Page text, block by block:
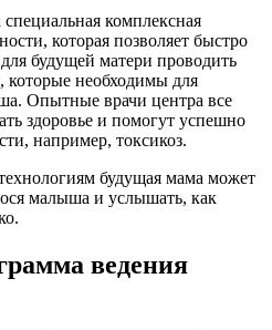
комплексная
которая позволяет быстро
будущей матери проводить
которые необходимы для
Опытные врачи центра все
здоровье и помогут успешно
например, токсикоз.
будущая мама может
малыша и услышать, как
ведения